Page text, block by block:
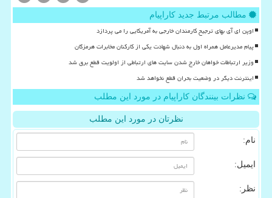
مطالب مرتبط جدید کاراپیام
اوپن ای آی بهای ترجیح کارمندان خارجی به آمریکایی را می پردازد
پیام مدیرعامل همراه اول به دنبال شهادت یکی از کارکنان مخابرات هرمزگان
وزیر ارتباطات خواهان خارج شدن سایت های ارتباطی از اولویت قطع برق شد
اینترنت دیگر در وضعیت بحران قطع نخواهد شد
نظرات بینندگان کاراپیام در مورد این مطلب
نظرتان در مورد این مطلب
نام:
ایمیل:
نظر: